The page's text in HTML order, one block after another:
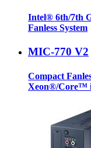
Intel® 6th/7th
Fanless System
MIC-770 V2
Compact
Xeon®/Core™ i